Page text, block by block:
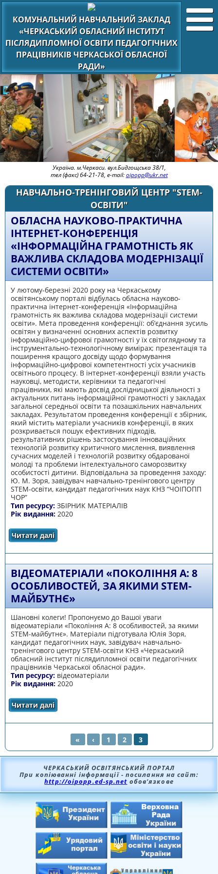
КОМУНАЛЬНИЙ НАВЧАЛЬНИЙ ЗАКЛАД
«ЧЕРКАСЬКИЙ ОБЛАСНИЙ ІНСТИТУТ
ПІСЛЯДИПЛОМНОЇ ОСВІТИ ПЕДАГОГІЧНИХ
ПРАЦІВНИКІВ ЧЕРКАСЬКОЇ ОБЛАСНОЇ
РАДИ»
Україна. м.Черкаси. вул.Бидгощська 38/1,
тел (факс) 64-21-78, e-mail:oipopp@ukr.net
НАВЧАЛЬНО-ТРЕНІНГОВИЙ ЦЕНТР "STEM-
ОСВІТИ"
ОБЛАСНА НАУКОВО-ПРАКТИЧНА
ІНТЕРНЕТ-КОНФЕРЕНЦІЯ
«ІНФОРМАЦІЙНА ГРАМОТНІСТЬ ЯК
ВАЖЛИВА СКЛАДОВА МОДЕРНІЗАЦІЇ
СИСТЕМИ ОСВІТИ»
У лютому-березні 2020 року на Черкаському
освітянському порталі відбулась обласна науково-
практична інтернет-конференція «Інформаційна
грамотність як важлива складова модернізації системи
освіти». Мета проведення конференції: об’єднання зусиль
освітян у визначенні основних аспектів розвитку
інформаційно-цифрової грамотності у їх світоглядному та
інструментально-технологічному вимірах; презентація та
поширення кращого досвіду щодо формування
інформаційно-цифрової компетентності усіх учасників
освітнього процесу. В інтернет-конференції взяли участь
науковці, методисти, керівники та педагогічні
працівники, які мають досвід дослідницької діяльності з
актуальних питань інформаційної грамотності у закладах
загальної середньої освіти та позашкільних навчальних
закладах. Результатом проведення конференції є збірник,
який містить матеріали учасників конференції, в яких
розкривається пошук ефективних підходів,
результативних рішень застосування інноваційних
технологій розвитку критичного мислення, виявлення
сучасних моделей і технологій розвитку обдарованої
молоді та проблеми інтелектуального саморозвитку
особистості дитини. Відповідальна за проведення заходу:
Ю. М. Зоря, завідувач навчально-тренінгового центру
STEM-освіти, кандидат педагогічних наук КНЗ “ЧОІПОПП
ЧОР”
Тип ресурсу: ЗБІРНИК МАТЕРІАЛІВ
Рік видання: 2020
Читати далі
ГРАМОТНІСТЬ ЯК ВАЖЛИВА СКЛАДОВА
ВІДЕОМАТЕРІАЛИ «ПОКОЛІННЯ А: 8
ОСОБЛИВОСТЕЙ, ЗА ЯКИМИ STEM-
МАЙБУТНЄ»
Шановні колеги! Пропонуємо до Вашої уваги
відеоматеріали «Покоління А: 8 особливостей, за якими
STEM-майбутнє». Матеріали підготувала Юлія Зоря,
кандидат педагогічних наук, завідувач навчально-
тренінгового центру STEM-освіти КНЗ «Черкаський
обласний інститут післядипломної освіти педагогічних
працівників Черкаської обласної ради».
Тип ресурсу: відеоматеріали
Рік видання: 2020
Читати далі
МАЙБУТНЄ»
СТОРІНКИ
« ‹ 1 2 3
ЧЕРКАСЬКИЙ ОСВІТЯНСЬКИЙ ПОРТАЛ
При копіюванні інформації - посилання на сайт:
http://oipopp.ed-sp.net обов’язкове